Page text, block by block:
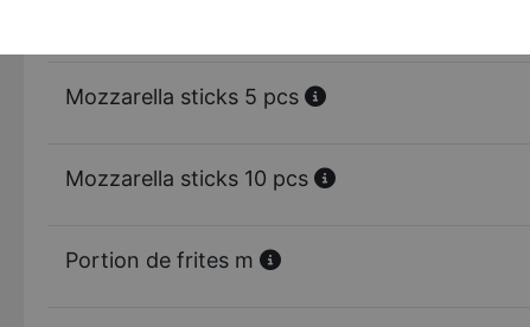
Mozzarella sticks 5 pcs
Mozzarella sticks 10 pcs
Portion de frites m